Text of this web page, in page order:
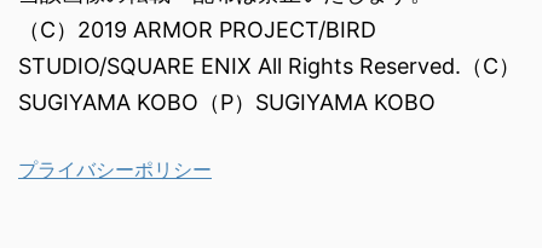
（C）2019 ARMOR PROJECT/BIRD
STUDIO/SQUARE ENIX All Rights Reserved.（C）
SUGIYAMA KOBO（P）SUGIYAMA KOBO
プライバシーポリシー